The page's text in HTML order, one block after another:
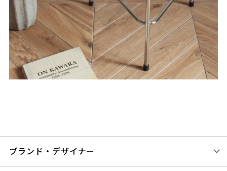
ブランド・デザイナー